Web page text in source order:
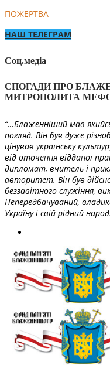
ПОЖЕРТВА
НАШ ТЕЛЕГРАМ
Соц.медіа
СПОГАДИ ПРО
МИТРОПОЛИТА
“…Блаженніший мав
погляд. Він був дуже
цінував українську
від оточення відданої
дипломат, вчитель і
авторитет. Він був
беззавітного служіння,
Непередбачуваний,
Україну і свій рідний